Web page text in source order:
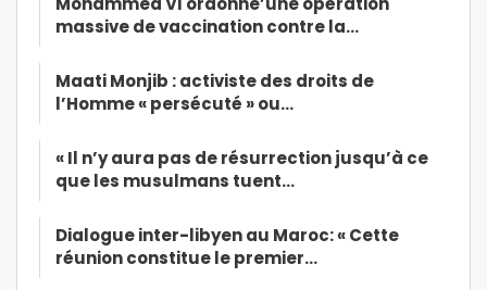
massive de vaccination contre la…
Maati Monjib : activiste des droits de
l’Homme « persécuté » ou…
« Il n’y aura pas de résurrection jusqu’à ce
que les musulmans tuent…
Dialogue inter-libyen au Maroc: « Cette
réunion constitue le premier…